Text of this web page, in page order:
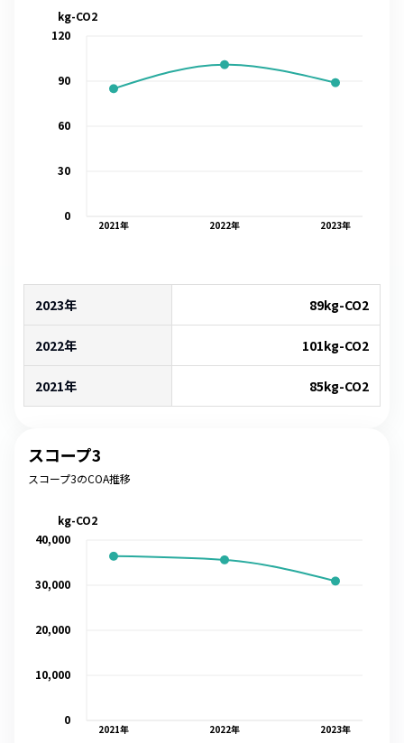
2021年 2022年 2023年
0
30
60
90
120
kg-CO2
2023年 89kg-CO2
2022年 101kg-CO2
2021年 85kg-CO2
スコープ3
スコープ3のCOA推移
2021年 2022年 2023年
0
10,000
20,000
30,000
40,000
kg-CO2